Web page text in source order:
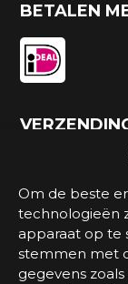
Om de beste
technologieën
apparaat op te
stemmen met
gegevens
BETALEN